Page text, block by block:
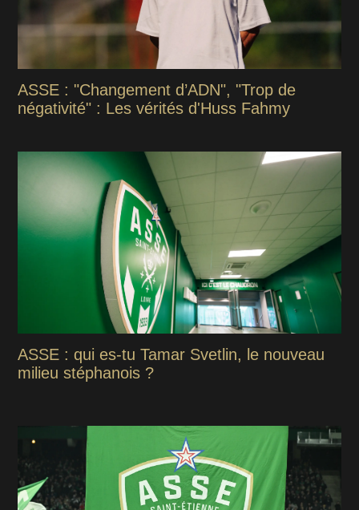
ASSE : "Changement d’ADN", "Trop de
négativité" : Les vérités d'Huss Fahmy
ASSE : qui es-tu Tamar Svetlin, le nouveau
milieu stéphanois ?